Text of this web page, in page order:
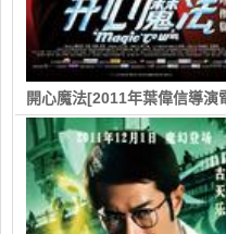
開心魔法[2011年葉偉信導演